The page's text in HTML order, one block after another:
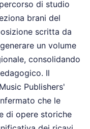
di studio
brani del
scritta da
un volume
consolidando
Il
Publishers'
che le
di opere storiche